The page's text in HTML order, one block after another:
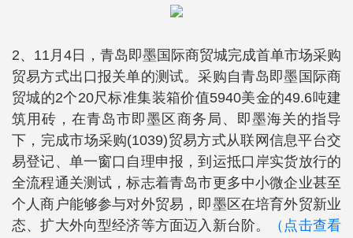
2、11月4日，青岛即墨国际商贸城完成首单市场采购
贸易方式出口报关单的测试。采购自青岛即墨国际商
贸城的2个20尺标准集装箱价值5940美金的49.6吨建
筑用砖，在青岛市即墨区商务局、即墨海关的指导
下，完成市场采购(1039)贸易方式从联网信息平台交
易登记、单一窗口自理申报，到运抵口岸实货放行的
全流程通关测试，标志着青岛市更多中小微企业甚至
个人商户能够参与对外贸易，即墨区在培育外贸新业
态、扩大外向型经济等方面迈入新台阶。
（点击查看